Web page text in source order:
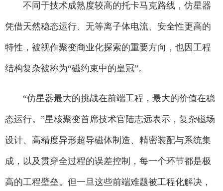
不同于技术成熟度较高的托卡马克路线，仿星器
凭借天然稳态运行、无等离子体电流、安全性更高的
特性，被视作聚变商业化探索的重要方向，也因工程
结构复杂被称为“磁约束中的皇冠”。
“仿星器最大的挑战在前端工程，最大的价值在稳
态运行。”星核聚变首席技术官陆志远表示，复杂磁场
设计、高精度异形超导磁体制造、精密装配与系统集
成，以及贯穿全过程的误差控制，每一个环节都是极
高的工程壁垒。但一旦这些前端难题被工程化解决，